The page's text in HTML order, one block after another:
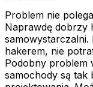
Problem nie
Naprawdę dobrzy
samowystarczalni.
hakerem, nie
Podobny problem
samochody są tak